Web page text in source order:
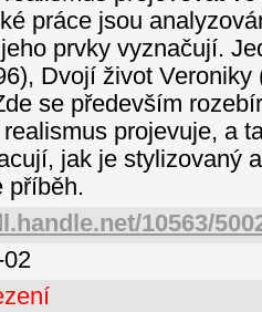
práce jsou
prvky vyznačují.
Dvojí život Veroniky
se především
projevuje, a
jak je stylizovaný
příběh.
10563/